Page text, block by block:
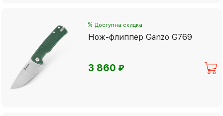
% Доступна скидка
Нож-флиппер Ganzo G769
3 860⃏